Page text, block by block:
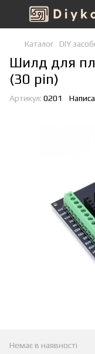
Каталог DIY
Шилд для
(30 pin)
Артикул: 0201
Немає в наявності